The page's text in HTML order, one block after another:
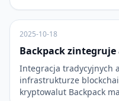
2025-10-18
Backpack zintegruje
Integracja tradycyjnych
infrastrukturze
kryptowalut Backpack